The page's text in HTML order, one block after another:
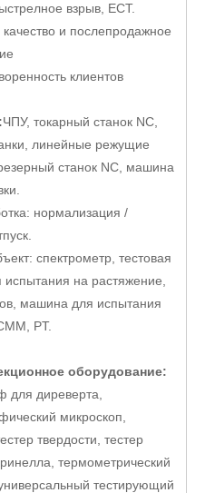
взрыв, ECT.
и послепродажное
клиентов
ЧПУ, токарный станок NC,
линейные режущие
станок NC, машина
нормализация /
спектрометр, тестовая
на растяжение,
машина для испытания
PT.
оборудование:
для диреверта,
микроскоп,
твердости, тестер
термометрический
тестирующий